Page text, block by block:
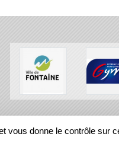
vous donne le contrôle sur